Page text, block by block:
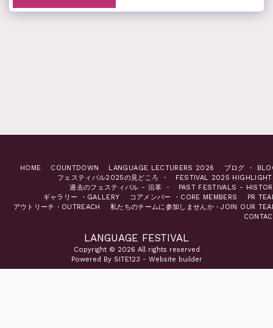
LANGUAGE FESTIVAL
Copyright © 2026 All rights reserved
Powered By SITE123 - Website builder
HOME COUNTDOWN LANGUAGE LECTURERS 2026
ブログ ・
フェスティバル2025の見どころ ・ FESTIVAL 2025
過去のフェスティバル - 沿革 ・ PAST FESTIVALS -
ギャラリー ・GALLERY
コアメンバー ・CORE MEMBERS
PR
アウトリーチ・OUTREACH
私たちのチームに参加しませんか・JOIN OUR